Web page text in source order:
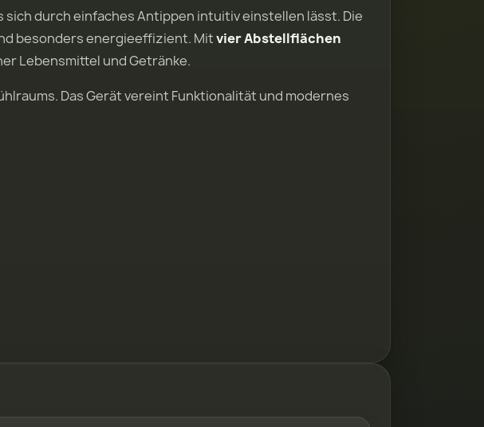
sich durch einfaches Antippen intuitiv einstellen lässt. Die
besonders energieeffizient. Mitvier Abstellflächen
Lebensmittel und Getränke.
Das Gerät vereint Funktionalität und modernes